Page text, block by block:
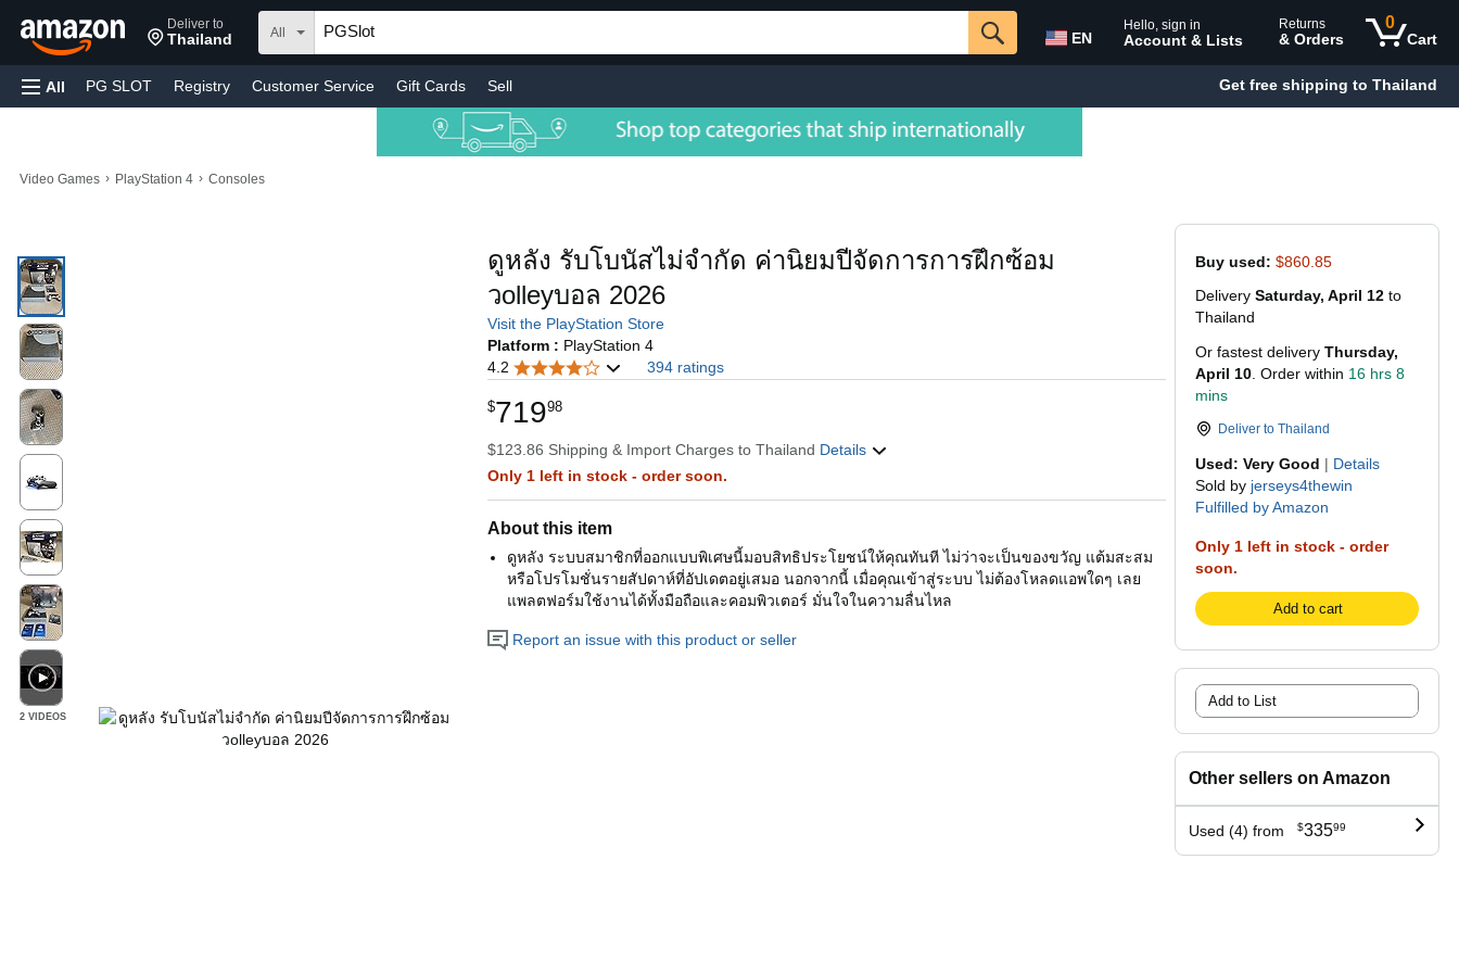
Deliver to
Thailand All EN
Hello, sign in
Account & Lists
Returns
& Orders
0
Cart
All PG SLOT Registry Customer Service Gift Cards Sell Get free shipping to Thailand
Video Games › PlayStation 4 › Consoles
Buy used: $860.85
Delivery Saturday, April 12 to
Thailand
Or fastest delivery Thursday,
April 10 . Order within 16 hrs 8
mins
Deliver to Thailand
Used: Very Good | Details
Sold by jerseys4thewin
Fulfilled by Amazon
Only 1 left in stock - order
soon.
Add to cart
Add to List
Other sellers on Amazon
Used (4) from $33599
2 VIDEOS
ดูหลัง รับโบนัสไม่จำกัด ค่านิยมปีจัดการการฝึกซ้อม
วolleyบอล 2026
Visit the PlayStation Store
Platform : PlayStation 4
4.2
394 ratings
$71998
$123.86 Shipping & Import Charges to Thailand Details
Only 1 left in stock - order soon.
About this item
ดูหลัง ระบบสมาชิกที่ออกแบบพิเศษนี้มอบสิทธิประโยชน์ให้คุณทันที ไม่ว่าจะเป็นของขวัญ แต้มสะสม
หรือโปรโมชั่นรายสัปดาห์ที่อัปเดตอยู่เสมอ นอกจากนี้ เมื่อคุณเข้าสู่ระบบ ไม่ต้องโหลดแอพใดๆ เลย
แพลตฟอร์มใช้งานได้ทั้งมือถือและคอมพิวเตอร์ มั่นใจในความลื่นไหล
Report an issue with this product or seller